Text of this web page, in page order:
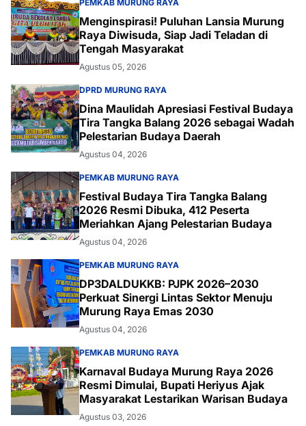
PEMKAB MURUNG RAYA
Menginspirasi! Puluhan Lansia Murung
Raya Diwisuda, Siap Jadi Teladan di
Tengah Masyarakat
Agustus 05, 2026
DPRD MURUNG RAYA
Dina Maulidah Apresiasi Festival Budaya
Tira Tangka Balang 2026 sebagai Wadah
Pelestarian Budaya Daerah
Agustus 04, 2026
PEMKAB MURUNG RAYA
Festival Budaya Tira Tangka Balang
2026 Resmi Dibuka, 412 Peserta
Meriahkan Ajang Pelestarian Budaya
Agustus 04, 2026
PEMKAB MURUNG RAYA
DP3DALDUKKB: PJPK 2026–2030
Perkuat Sinergi Lintas Sektor Menuju
Murung Raya Emas 2030
Agustus 04, 2026
PEMKAB MURUNG RAYA
Karnaval Budaya Murung Raya 2026
Resmi Dimulai, Bupati Heriyus Ajak
Masyarakat Lestarikan Warisan Budaya
Agustus 03, 2026